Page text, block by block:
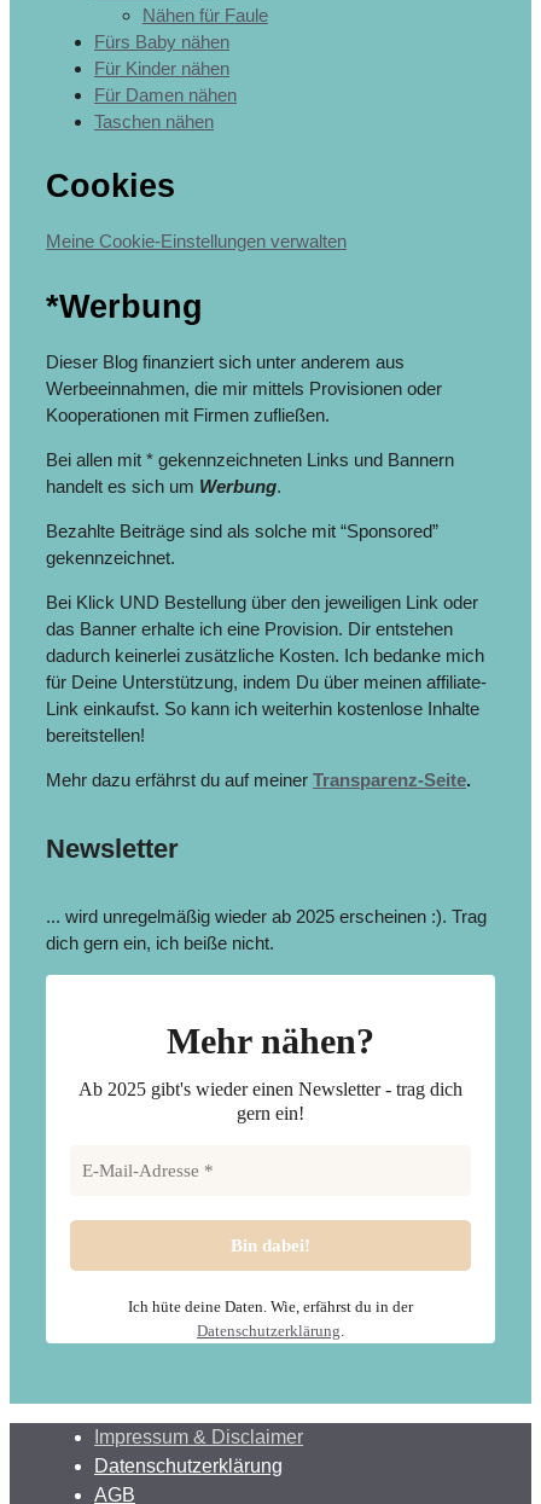
Nähen für Faule
Fürs Baby nähen
Für Kinder nähen
Für Damen nähen
Taschen nähen
Cookies
Meine Cookie-Einstellungen verwalten
*Werbung
Dieser Blog finanziert sich unter anderem aus
Werbeeinnahmen, die mir mittels Provisionen oder
Kooperationen mit Firmen zufließen.
Bei allen mit * gekennzeichneten Links und Bannern
handelt es sich um Werbung.
Bezahlte Beiträge sind als solche mit “Sponsored”
gekennzeichnet.
Bei Klick UND Bestellung über den jeweiligen Link oder
das Banner erhalte ich eine Provision. Dir entstehen
dadurch keinerlei zusätzliche Kosten. Ich bedanke mich
für Deine Unterstützung, indem Du über meinen affiliate-
Link einkaufst. So kann ich weiterhin kostenlose Inhalte
bereitstellen!
Mehr dazu erfährst du auf meiner Transparenz-Seite.
Newsletter
... wird unregelmäßig wieder ab 2025 erscheinen :). Trag
dich gern ein, ich beiße nicht.
Mehr nähen?
Ab 2025 gibt's wieder einen Newsletter - trag dich
gern ein!
Ich hüte deine Daten. Wie, erfährst du in der
Datenschutzerklärung.
Impressum & Disclaimer
Datenschutzerklärung
AGB